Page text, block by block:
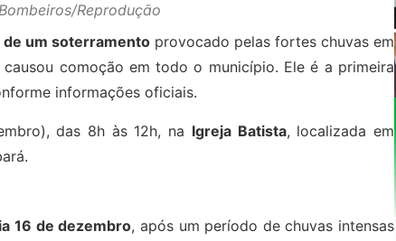
Reprodução
de um soterramento provocado pelas fortes chuvas em
comoção em todo o município. Ele é a primeira
informações oficiais.
das 8h às 12h, na Igreja Batista, localizada em
16 de dezembro, após um período de chuvas intensas